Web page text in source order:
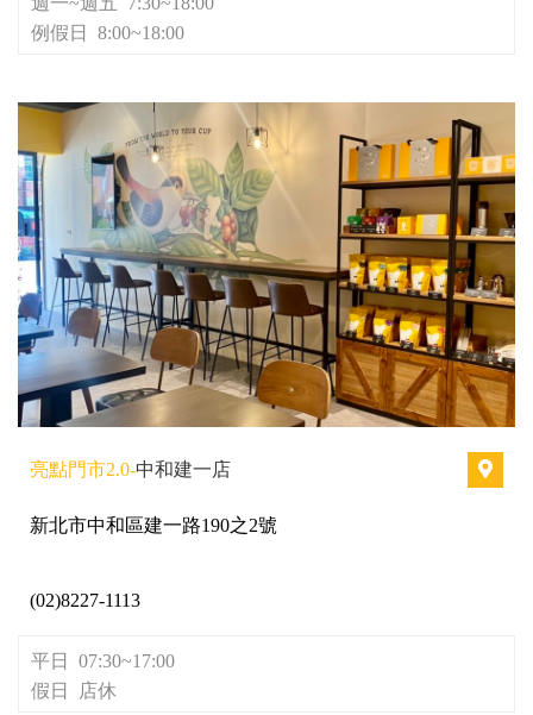
例假日 8:00~18:00
亮點門市2.0-中和建一店
新北市中和區建一路190之2號
(02)8227-1113
平日 07:30~17:00
假日 店休